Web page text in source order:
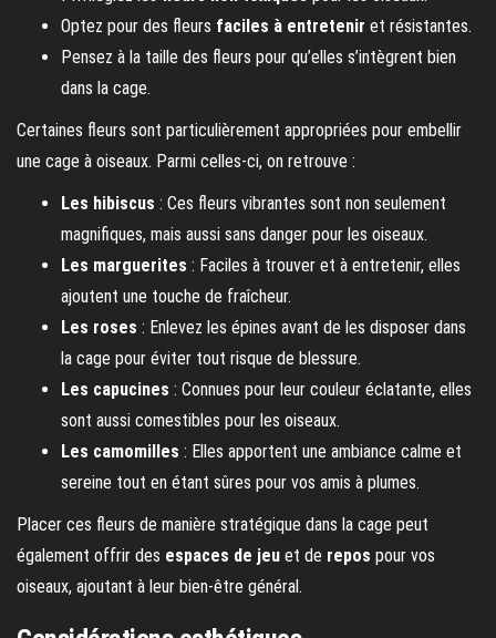
Optez pour des fleurs faciles à entretenir et résistantes.
Pensez à la taille des fleurs pour qu’elles s’intègrent bien
dans la cage.
Certaines fleurs sont particulièrement appropriées pour embellir
une cage à oiseaux. Parmi celles-ci, on retrouve :
Les hibiscus : Ces fleurs vibrantes sont non seulement
magnifiques, mais aussi sans danger pour les oiseaux.
Les marguerites : Faciles à trouver et à entretenir, elles
ajoutent une touche de fraîcheur.
Les roses : Enlevez les épines avant de les disposer dans
la cage pour éviter tout risque de blessure.
Les capucines : Connues pour leur couleur éclatante, elles
sont aussi comestibles pour les oiseaux.
Les camomilles : Elles apportent une ambiance calme et
sereine tout en étant sûres pour vos amis à plumes.
Placer ces fleurs de manière stratégique dans la cage peut
également offrir des espaces de jeu et de repos pour vos
oiseaux, ajoutant à leur bien-être général.